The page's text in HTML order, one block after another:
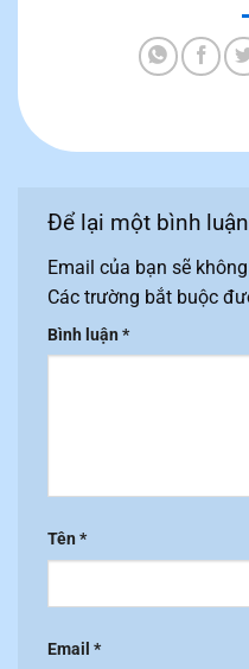
Để lại một bình luận
Email của bạn sẽ
Các trường bắt buộc
Bình luận*
Tên*
Email *